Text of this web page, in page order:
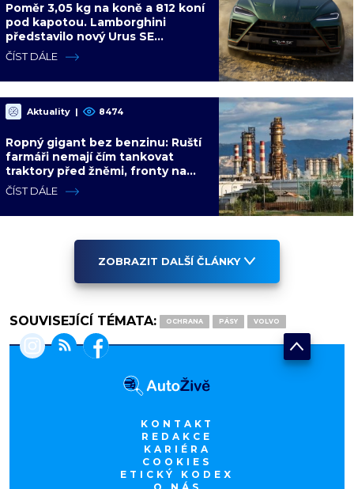
Poměr 3,05 kg na koně a 812 koní
pod kapotou. Lamborghini
představilo nový Urus SE
Performante s hybridním
ČÍST DÁLE
Aktuality | 8474
Ropný gigant bez benzinu: Ruští
farmáři nemají čím tankovat
traktory před žněmi, fronty na
pumpy trvají i několik dní
ČÍST DÁLE
ZOBRAZIT DALŠÍ ČLÁNKY
SOUVISEJÍCÍ TÉMATA: OCHRANA PÁSY VOLVO
KONTAKT
REDAKCE
KARIÉRA
COOKIES
ETICKÝ KODEX